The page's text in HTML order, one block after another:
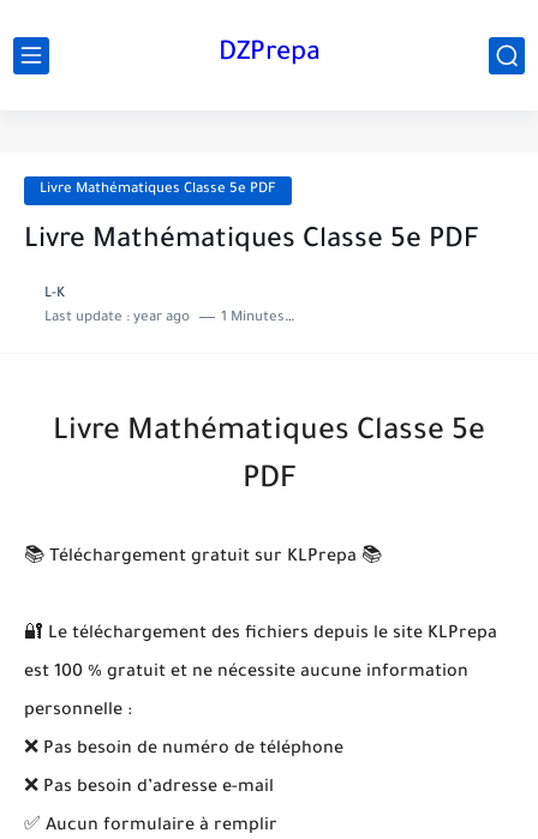
DZPrepa
Livre Mathématiques Classe 5e PDF
Livre Mathématiques Classe 5e PDF
L-K
Last update : year ago 1 Minutes to read
Livre Mathématiques Classe 5e
PDF
📚 Téléchargement gratuit sur KLPrepa 📚
🔐 Le téléchargement des fichiers depuis le site KLPrepa
est 100 % gratuit et ne nécessite aucune information
personnelle :
❌ Pas besoin de numéro de téléphone
❌ Pas besoin d’adresse e-mail
✅ Aucun formulaire à remplir